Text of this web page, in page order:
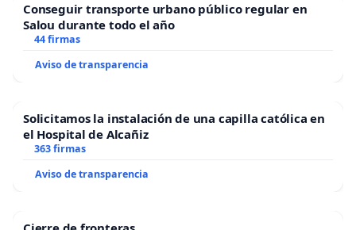
Conseguir transporte urbano público regular en
Salou durante todo el año
44 firmas
Aviso de transparencia
Solicitamos la instalación de una capilla católica en
el Hospital de Alcañiz
363 firmas
Aviso de transparencia